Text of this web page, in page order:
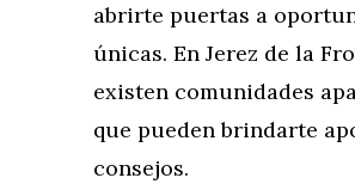
abrirte puertas a
únicas. En Jerez de la
existen comunidades
que pueden brindarte
consejos.